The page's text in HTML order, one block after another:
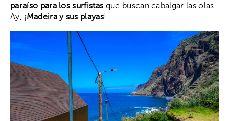
paraíso para los surfistas que buscan cabalgar las olas.
Ay, ¡Madeira y sus playas!